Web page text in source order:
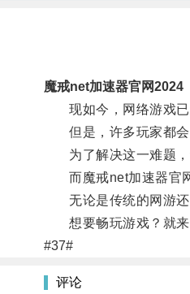
魔戒net加速器官网2024
现如今，网络游戏已
但是，许多玩家都会
为了解决这一难题，
而魔戒net加速器官网
无论是传统的网游还
想要畅玩游戏？就来
#37#
评论